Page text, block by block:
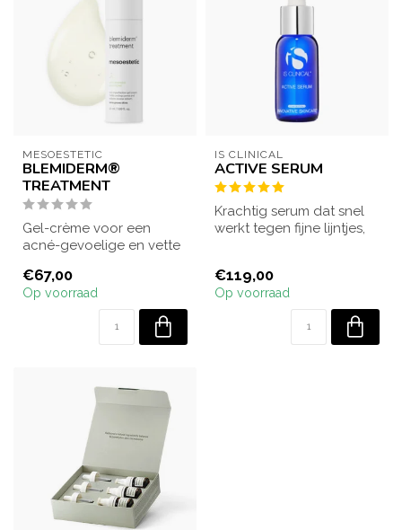
MESOESTETIC
BLEMIDERM®
TREATMENT
Gel-crème voor een
acné-gevoelige en vette
talgproductie, co...
€67,00
Op voorraad
IS CLINICAL
ACTIVE SERUM
Krachtig serum dat snel
werkt tegen fijne lijntjes,
€119,00
Op voorraad